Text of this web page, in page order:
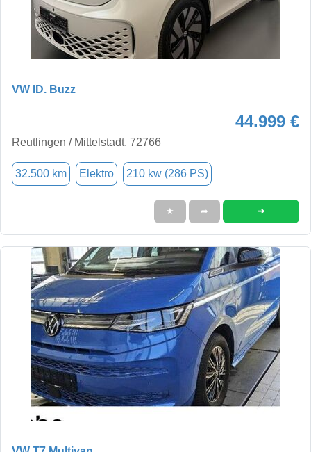
VW ID. Buzz
44.999 €
Reutlingen / Mittelstadt, 72766
32.500 km Elektro 210 kw (286 PS)
★ ➦ ➜